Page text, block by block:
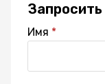
Имя